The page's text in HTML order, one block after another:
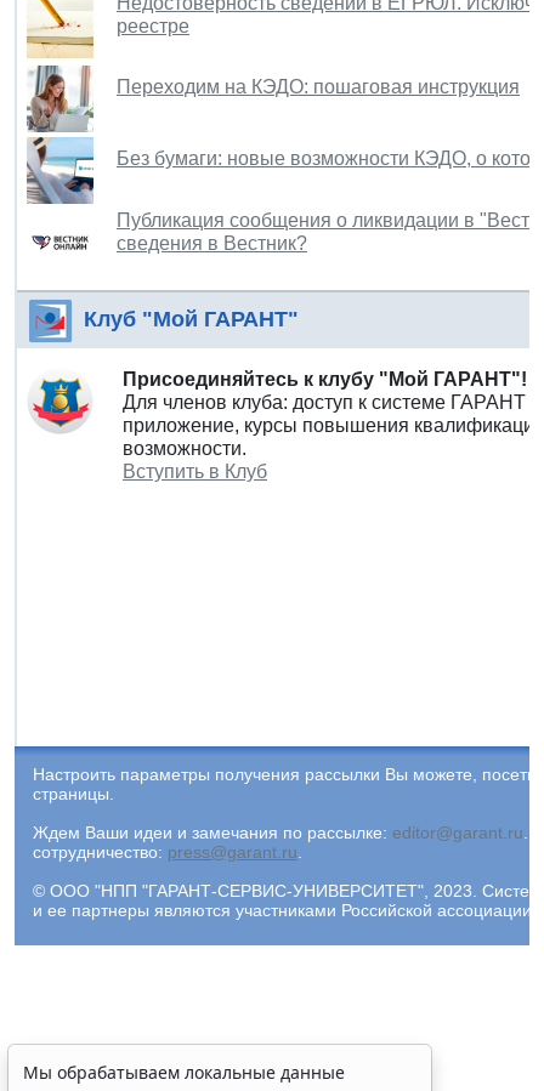
реестре
Переходим на КЭДО: пошаговая инструкция
Без бумаги: новые возможности КЭДО, о
Публикация сообщения о ликвидации в
сведения в Вестник?
Клуб "Мой ГАРАНТ"
Присоединяйтесь к клубу "Мой ГАРАНТ"!
Для членов клуба: доступ к системе ГАРАНТ
приложение, курсы повышения
возможности.
Вступить в Клуб
Настроить параметры получения рассылки Вы можете,
страницы.
Ждем Ваши идеи и замечания по рассылке: editor@garant.ru
сотрудничество: press@garant.ru
© ООО "НПП "ГАРАНТ-СЕРВИС-УНИВЕРСИТЕТ", 2023. Система
и ее партнеры являются участниками Российской
Мы обрабатываем локальные данные